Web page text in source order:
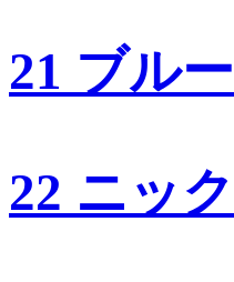
21 ブル
22 ニッ